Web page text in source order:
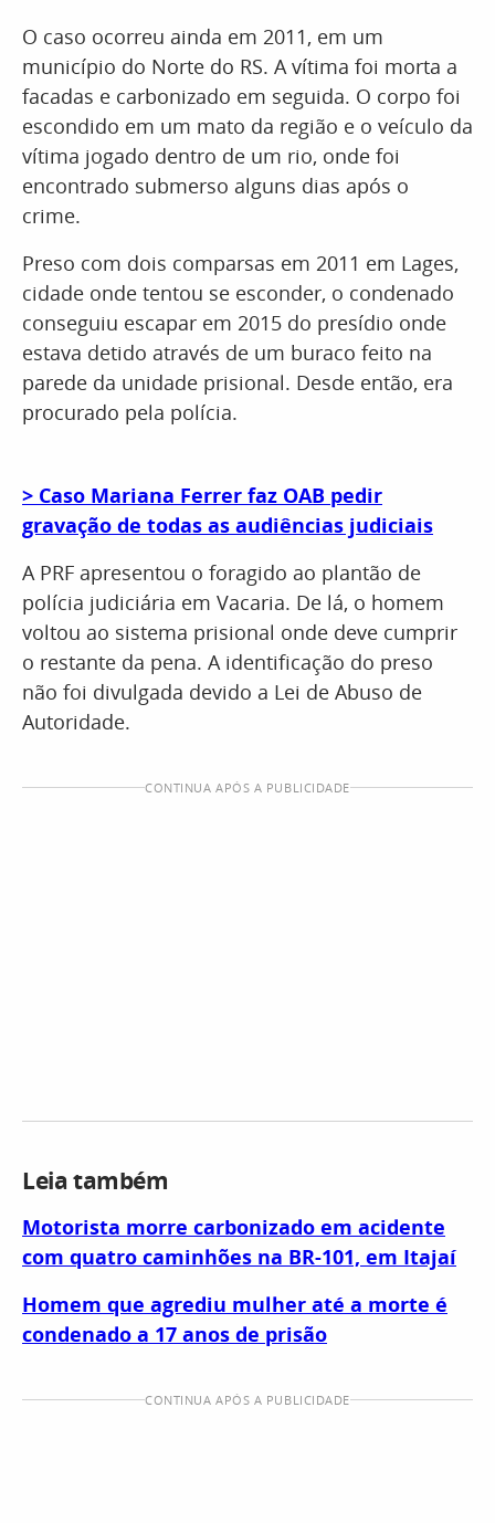
O caso ocorreu ainda em 2011, em um
município do Norte do RS. A vítima foi morta a
facadas e carbonizado em seguida. O corpo foi
escondido em um mato da região e o veículo da
vítima jogado dentro de um rio, onde foi
encontrado submerso alguns dias após o
crime.
Preso com dois comparsas em 2011 em Lages,
cidade onde tentou se esconder, o condenado
conseguiu escapar em 2015 do presídio onde
estava detido através de um buraco feito na
parede da unidade prisional. Desde então, era
procurado pela polícia.
> Caso Mariana Ferrer faz OAB pedir
gravação de todas as audiências judiciais
A PRF apresentou o foragido ao plantão de
polícia judiciária em Vacaria. De lá, o homem
voltou ao sistema prisional onde deve cumprir
o restante da pena. A identificação do preso
não foi divulgada devido a Lei de Abuso de
Autoridade.
CONTINUA APÓS A PUBLICIDADE
Leia também
Motorista morre carbonizado em acidente
com quatro caminhões na BR-101, em Itajaí
Homem que agrediu mulher até a morte é
condenado a 17 anos de prisão
CONTINUA APÓS A PUBLICIDADE